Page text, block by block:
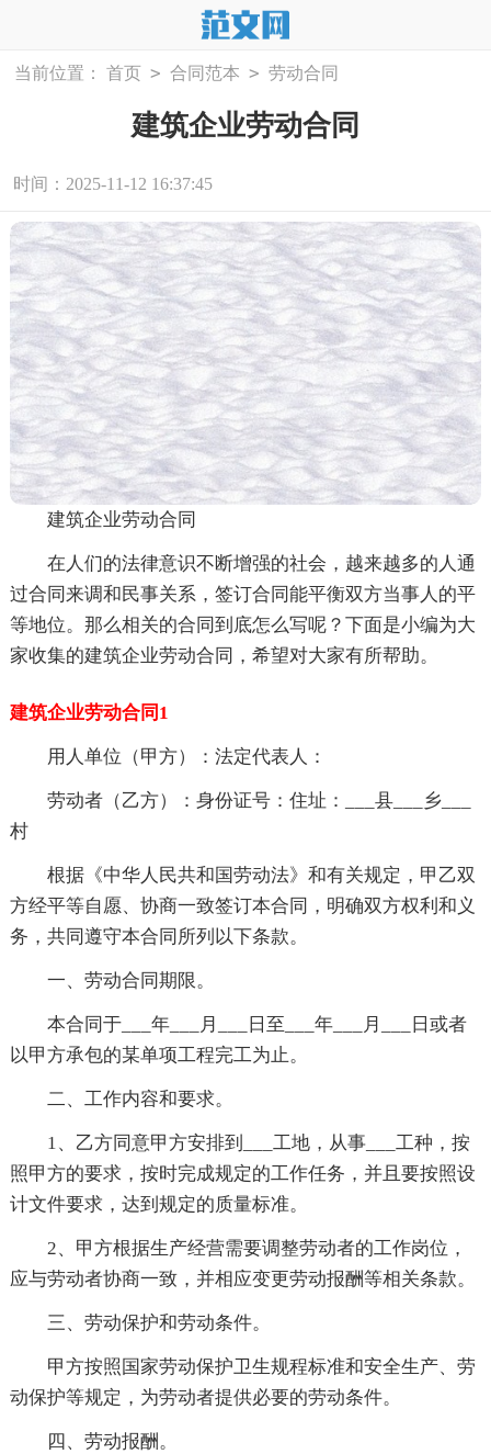
当前位置： 首页 > 合同范本 > 劳动合同
建筑企业劳动合同
时间：2025-11-12 16:37:45
建筑企业劳动合同
在人们的法律意识不断增强的社会，越来越多的人通
过合同来调和民事关系，签订合同能平衡双方当事人的平
等地位。那么相关的合同到底怎么写呢？下面是小编为大
家收集的建筑企业劳动合同，希望对大家有所帮助。
建筑企业劳动合同1
用人单位（甲方）：法定代表人：
劳动者（乙方）：身份证号：住址：___县___乡___
村
根据《中华人民共和国劳动法》和有关规定，甲乙双
方经平等自愿、协商一致签订本合同，明确双方权利和义
务，共同遵守本合同所列以下条款。
一、劳动合同期限。
本合同于___年___月___日至___年___月___日或者
以甲方承包的某单项工程完工为止。
二、工作内容和要求。
1、乙方同意甲方安排到___工地，从事___工种，按
照甲方的要求，按时完成规定的工作任务，并且要按照设
计文件要求，达到规定的质量标准。
2、甲方根据生产经营需要调整劳动者的工作岗位，
应与劳动者协商一致，并相应变更劳动报酬等相关条款。
三、劳动保护和劳动条件。
甲方按照国家劳动保护卫生规程标准和安全生产、劳
动保护等规定，为劳动者提供必要的劳动条件。
四、劳动报酬。